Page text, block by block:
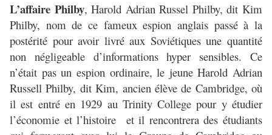
L’affaire Philby, Harold Adrian Russel Philby, dit Kim
Philby, nom de ce fameux espion anglais passé à la
postérité pour avoir livré aux Soviétiques une quantité
non négligeable d’informations hyper sensibles. Ce
n’était pas un espion ordinaire, le jeune Harold Adrian
Russell Philby, dit Kim, ancien élève de Cambridge, où
il est entré en 1929 au Trinity College pour y étudier
l’économie et l’histoire et il rencontrera des étudiants